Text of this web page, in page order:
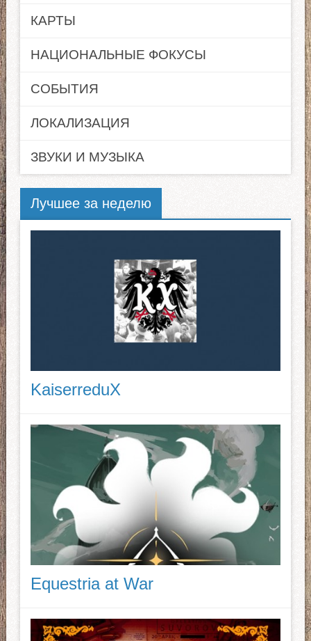
КАРТЫ
НАЦИОНАЛЬНЫЕ ФОКУСЫ
СОБЫТИЯ
ЛОКАЛИЗАЦИЯ
ЗВУКИ И МУЗЫКА
Лучшее за неделю
KaiserreduX
Equestria at War